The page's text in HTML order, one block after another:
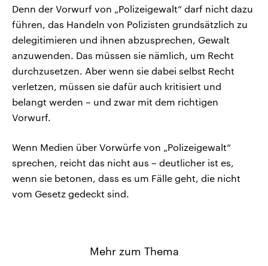
Denn der Vorwurf von „Polizeigewalt“ darf nicht dazu
führen, das Handeln von Polizisten grundsätzlich zu
delegitimieren und ihnen abzusprechen, Gewalt
anzuwenden. Das müssen sie nämlich, um Recht
durchzusetzen. Aber wenn sie dabei selbst Recht
verletzen, müssen sie dafür auch kritisiert und
belangt werden – und zwar mit dem richtigen
Vorwurf.
Wenn Medien über Vorwürfe von „Polizeigewalt“
sprechen, reicht das nicht aus – deutlicher ist es,
wenn sie betonen, dass es um Fälle geht, die nicht
vom Gesetz gedeckt sind.
Mehr zum Thema